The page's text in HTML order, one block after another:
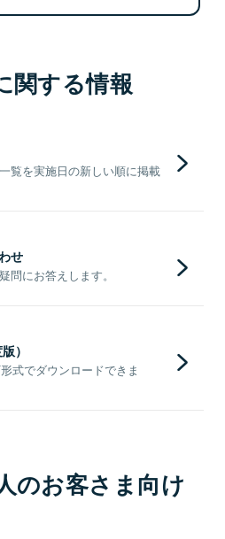
関する情報
覧を実施日の新しい順に掲載
せ
問にお答えします。
）
式でダウンロードできま
のお客さま向け